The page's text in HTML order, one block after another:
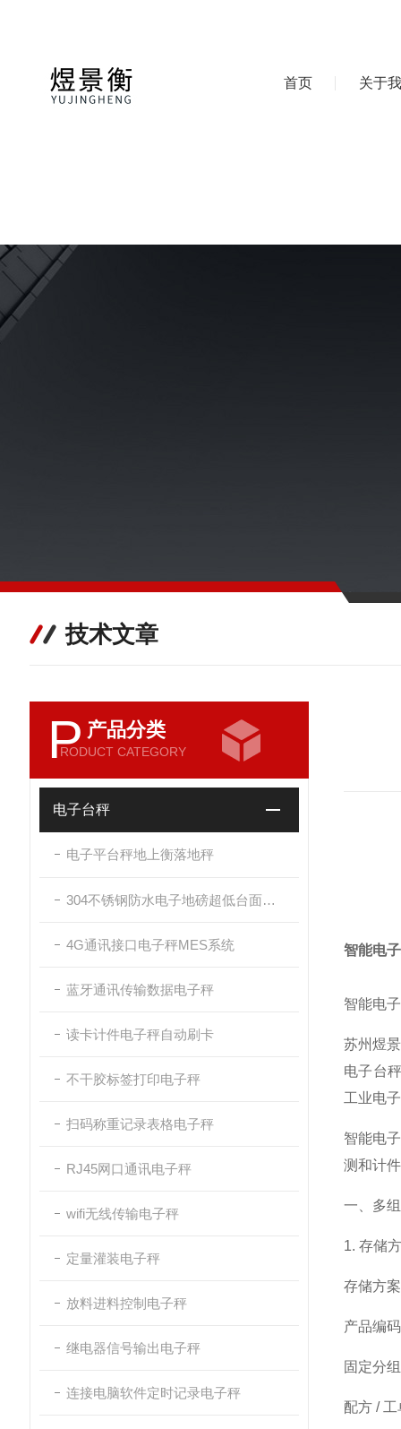
首页 关于
技术文章
P 产品分类
RODUCT CATEGORY
电子台秤
电子平台秤地上衡落地秤
304不锈钢防水电子地磅超低台面带斜坡
4G通讯接口电子秤MES系统
蓝牙通讯传输数据电子秤
读卡计件电子秤自动刷卡
不干胶标签打印电子秤
扫码称重记录表格电子秤
RJ45网口通讯电子秤
wifi无线传输电子秤
定量灌装电子秤
放料进料控制电子秤
继电器信号输出电子秤
连接电脑软件定时记录电子秤
智能电
智能电
苏州煜
电子台
工业电
智能电
测和计
一、多
1. 存储
存储方案
产品编
固定分
配方 /